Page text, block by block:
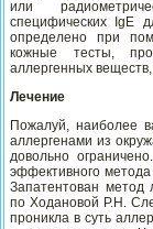
или
специфических IgE
определено при
кожные тесты,
аллергенных
Лечение
Пожалуй, наиболее
аллергенами из
довольно
эффективного
Запатентован метод
по Ходановой Р.Н.
проникла в суть